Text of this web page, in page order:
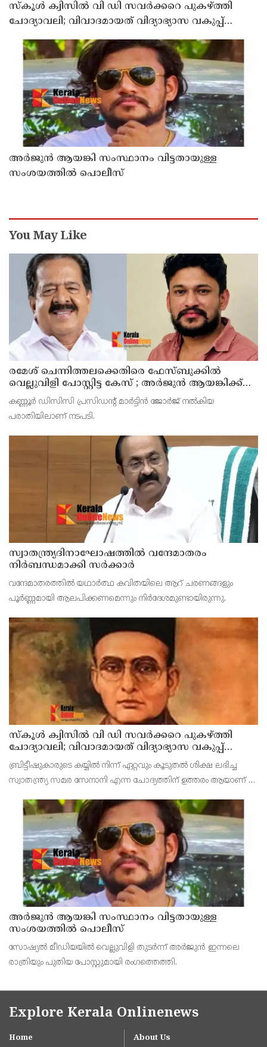
സ്‌കൂള്‍ ക്വിസില്‍ വി ഡി സവര്‍ക്കറെ പുകഴ്ത്തി
ചോദ്യാവലി; വിവാദമായത് വിദ്യാഭ്യാസ വകുപ്പ്
നല്‍കിയ ചോദ്യം
അര്‍ജുന്‍ ആയങ്കി സംസ്ഥാനം വിട്ടതായുള്ള
സംശയത്തില്‍ പൊലീസ്
You May Like
രമേശ് ചെന്നിത്തലക്കെതിരെ ഫേസ്ബുക്കില്‍
വെല്ലുവിളി പോസ്റ്റിട്ട കേസ് ; അര്‍ജുന്‍ ആയങ്കിക്ക്
എതിരെ കേസെടുത്ത് കണ്ണൂര്‍ സൈബര്‍ പൊലീസ്
കണ്ണൂര്‍ ഡിസിസി പ്രസിഡന്റ് മാര്‍ട്ടിന്‍ ജോര്‍ജ് നല്‍കിയ
പരാതിയിലാണ് നടപടി.
സ്വാതന്ത്ര്യദിനാഘോഷത്തില്‍ വന്ദേമാതരം
നിര്‍ബന്ധമാക്കി സര്‍ക്കാര്‍
വന്ദേമാതരത്തില്‍ യഥാര്‍ത്ഥ കവിതയിലെ ആറ് ചരണങ്ങളും
പൂര്‍ണ്ണമായി ആലപിക്കണമെന്നും നിര്‍ദേശമുണ്ടായിരുന്നു.
സ്‌കൂള്‍ ക്വിസില്‍ വി ഡി സവര്‍ക്കറെ പുകഴ്ത്തി
ചോദ്യാവലി; വിവാദമായത് വിദ്യാഭ്യാസ വകുപ്പ്
നല്‍കിയ ചോദ്യം
ബ്രിട്ടീഷുകാരുടെ കയ്യില്‍ നിന്ന് ഏറ്റവും കൂടുതല്‍ ശിക്ഷ ലഭിച്ച
സ്വാതന്ത്ര്യ സമര സേനാനി എന്ന ചോദ്യത്തിന് ഉത്തരം ആയാണ് വി
അര്‍ജുന്‍ ആയങ്കി സംസ്ഥാനം വിട്ടതായുള്ള
സംശയത്തില്‍ പൊലീസ്
സോഷ്യല്‍ മീഡിയയില്‍ വെല്ലുവിളി തുടര്‍ന്ന് അര്‍ജുന്‍ ഇന്നലെ
രാത്രിയും പുതിയ പോസ്റ്റുമായി രംഗത്തെത്തി.
Explore Kerala Onlinenews
Home About Us